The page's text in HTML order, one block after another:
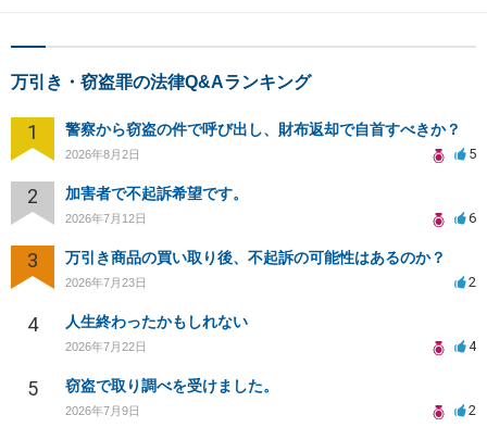
万引き・窃盗罪の法律Q&Aランキング
1 警察から窃盗の件で呼び出し、財布返却で自首すべきか？
2026年8月2日 5
2 加害者で不起訴希望です。
2026年7月12日 6
3 万引き商品の買い取り後、不起訴の可能性はあるのか？
2026年7月23日 2
4 人生終わったかもしれない
2026年7月22日 4
5 窃盗で取り調べを受けました。
2026年7月9日 2